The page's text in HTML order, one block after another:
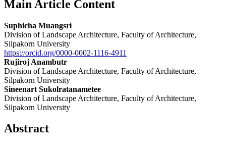
Main Article Content
Suphicha Muangsri
Division of Landscape Architecture, Faculty of Architecture,
Silpakorn University
https://orcid.org/0000-0002-1116-4911
Rujiroj Anambutr
Division of Landscape Architecture, Faculty of Architecture,
Silpakorn University
Sineenart Sukolratanametee
Division of Landscape Architecture, Faculty of Architecture,
Silpakorn University
Abstract